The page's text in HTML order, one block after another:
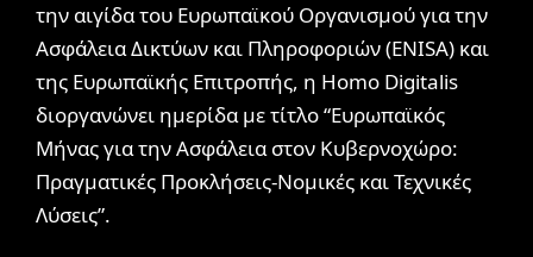
την αιγίδα του Ευρωπαϊκού Οργανισμού για την
Ασφάλεια Δικτύων και Πληροφοριών (ENISA) και
της Ευρωπαϊκής Επιτροπής, η Homo Digitalis
διοργανώνει ημερίδα με τίτλο “Ευρωπαϊκός
Μήνας για την Ασφάλεια στον Κυβερνοχώρο:
Πραγματικές Προκλήσεις-Νομικές και Τεχνικές
Λύσεις”.